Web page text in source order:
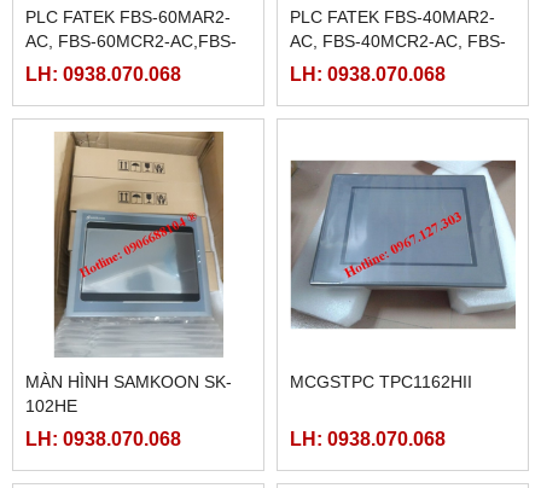
PLC FATEK FBS-60MAR2-
AC, FBS-60MCR2-AC,FBS-
60MAT2-AC, FBS-60MCT2-
LH: 0938.070.068
PLC FATEK FBS-40MAR2-
AC, FBS-40MCR2-AC, FBS-
40MCRT-AC, FBS-40MART-
LH: 0938.070.068
MÀN HÌNH SAMKOON SK-
102HE
LH: 0938.070.068
MCGSTPC TPC1162HII
LH: 0938.070.068